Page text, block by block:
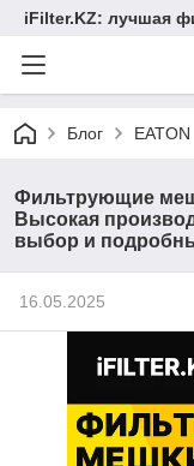
iFilter.KZ: лучшая
Блог EATON
Фильтрующие
Высокая
выбор и
16.05.2025